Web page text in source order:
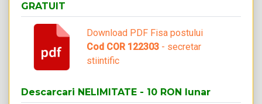
GRATUIT
Download PDF Fisa postului
Cod COR 122303 - secretar
stiintific
Descarcari NELIMITATE - 10 RON lunar